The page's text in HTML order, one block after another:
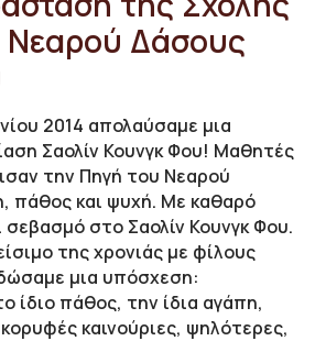
Δάσους
2014 απολαύσαμε μια
Σαολίν Κουνγκ Φου! Μαθητές
την Πηγή του Νεαρού
πάθος και ψυχή. Με καθαρό
σεβασμό στο Σαολίν Κουνγκ Φου.
της χρονιάς με φίλους
μια υπόσχεση:
ίδιο πάθος, την ίδια αγάπη,
καινούριες, ψηλότερες,